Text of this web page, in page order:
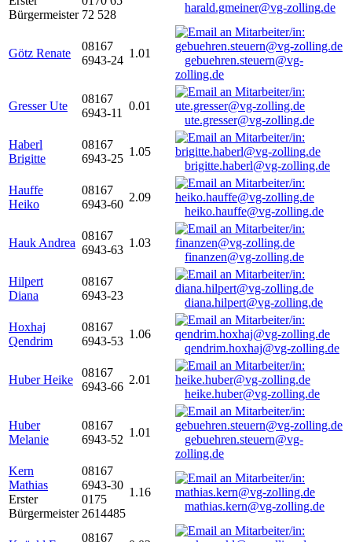
Bürgermeister 72 528
harald.gmeiner@vg-zolling.de
Götz Renate
08167
6943-24
1.01
gebuehren.steuern@vg-
zolling.de
Gresser Ute
08167
6943-11
0.01
ute.gresser@vg-zolling.de
Haberl
Brigitte
08167
6943-25
1.05
brigitte.haberl@vg-zolling.de
Hauffe
Heiko
08167
6943-60
2.09
heiko.hauffe@vg-zolling.de
Hauk Andrea
08167
6943-63
1.03
finanzen@vg-zolling.de
Hilpert
Diana
08167
6943-23
diana.hilpert@vg-zolling.de
Hoxhaj
Qendrim
08167
6943-53
1.06
qendrim.hoxhaj@vg-zolling.de
Huber Heike
08167
6943-66
2.01
heike.huber@vg-zolling.de
Huber
Melanie
08167
6943-52
1.01
gebuehren.steuern@vg-
zolling.de
Kern
Mathias
Erster
Bürgermeister
08167
6943-30
0175
2614485
1.16
mathias.kern@vg-zolling.de
08167